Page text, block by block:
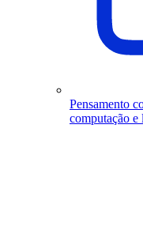
Pensamento
computação e